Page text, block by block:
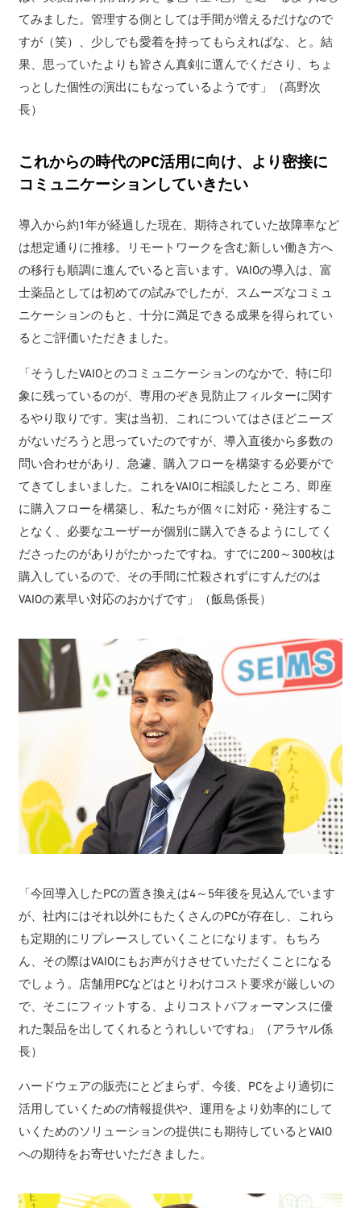
てみました。管理する側としては手間が増えるだけなので
すが（笑）、少しでも愛着を持ってもらえればな、と。結
果、思っていたよりも皆さん真剣に選んでくださり、ちょ
っとした個性の演出にもなっているようです」（髙野次
長）
これからの時代のPC活用に向け、より密接に
コミュニケーションしていきたい
導入から約1年が経過した現在、期待されていた故障率など
は想定通りに推移。リモートワークを含む新しい働き方へ
の移行も順調に進んでいると言います。VAIOの導入は、富
士薬品としては初めての試みでしたが、スムーズなコミュ
ニケーションのもと、十分に満足できる成果を得られてい
るとご評価いただきました。
「そうしたVAIOとのコミュニケーションのなかで、特に印
象に残っているのが、専用のぞき見防止フィルターに関す
るやり取りです。実は当初、これについてはさほどニーズ
がないだろうと思っていたのですが、導入直後から多数の
問い合わせがあり、急遽、購入フローを構築する必要がで
てきてしまいました。これをVAIOに相談したところ、即座
に購入フローを構築し、私たちが個々に対応・発注するこ
となく、必要なユーザーが個別に購入できるようにしてく
ださったのがありがたかったですね。すでに200～300枚は
購入しているので、その手間に忙殺されずにすんだのは
VAIOの素早い対応のおかげです」（飯島係長）
「今回導入したPCの置き換えは4～5年後を見込んでいます
が、社内にはそれ以外にもたくさんのPCが存在し、これら
も定期的にリプレースしていくことになります。もちろ
ん、その際はVAIOにもお声がけさせていただくことになる
でしょう。店舗用PCなどはとりわけコスト要求が厳しいの
で、そこにフィットする、よりコストパフォーマンスに優
れた製品を出してくれるとうれしいですね」（アラヤル係
長）
ハードウェアの販売にとどまらず、今後、PCをより適切に
活用していくための情報提供や、運用をより効率的にして
いくためのソリューションの提供にも期待しているとVAIO
への期待をお寄せいただきました。